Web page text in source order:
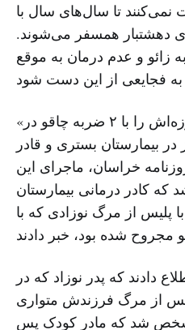
نمی‌کنند تا سال‌های سال با
دهشتبار همسفر می‌شوند.
زائو و عدم درمان به موقع
«زن جوانی که نوزاد ۱۶ روزه‌اش را با ۲ ضربه چاقو در
بیمارستان بستری و قادر
خراسان، ماجرای این
که کادر درمانی بیمارستان
پلیس از مرگ نوزادی که با
دادند که پدر نوزاد که در
از مرگ فرزندش متواری
شد که مادر کودک پس